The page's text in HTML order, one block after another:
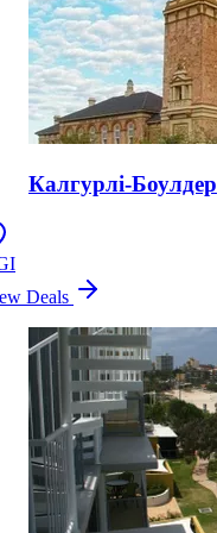
Калгурлі-Боулдер
Deals